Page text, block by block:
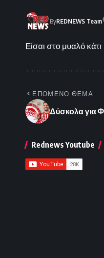
ByREDNEWS Team
Είσαι στο μυαλό
ΕΠΟΜΕΝΟ ΘΕΜΑ
Δύσκολα για
Rednews Youtube